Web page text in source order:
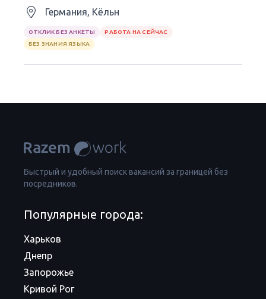
Германия, Кёльн
ОТКЛИК БЕЗ АНКЕТЫ
РАБОТА НА СЕЙЧАС
БЕЗ ЗНАНИЯ ЯЗЫКА
Быстрый и удобный поиск вакансий за границей без
посредников.
Популярные города:
Харьков
Днепр
Запорожье
Кривой Рог